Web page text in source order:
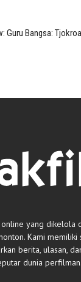
Guru Bangsa:
yang dikelola
Kami memiliki
berita, ulasan,
dunia perfilman.